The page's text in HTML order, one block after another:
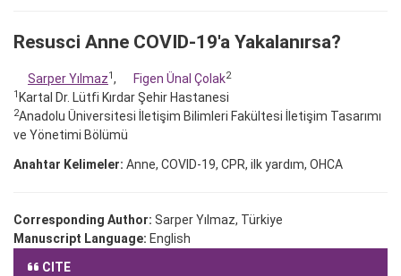
Resusci Anne COVID-19'a Yakalanırsa?
Sarper Yılmaz1, Figen Ünal Çolak2
1 Kartal Dr. Lütfi Kırdar Şehir Hastanesi
2Anadolu Üniversitesi İletişim Bilimleri Fakültesi İletişim Tasarımı
ve Yönetimi Bölümü
Anahtar Kelimeler: Anne, COVID-19, CPR, ilk yardım, OHCA
Corresponding Author: Sarper Yılmaz, Türkiye
Manuscript Language: English
CITE